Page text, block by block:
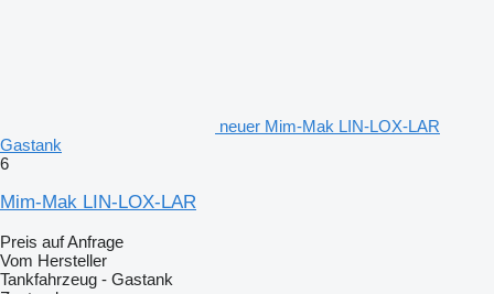
neuer Mim-Mak LIN-LOX-LAR
Gastank
6
Mim-Mak LIN-LOX-LAR
Preis auf Anfrage
Vom Hersteller
Tankfahrzeug - Gastank